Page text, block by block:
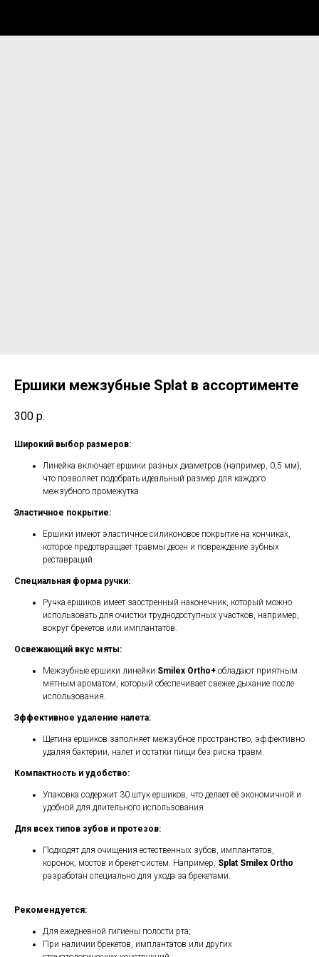
Ершики межзубные Splat в ассортименте
300 р.
Широкий выбор размеров:
Линейка включает ершики разных диаметров (например, 0,5 мм),
что позволяет подобрать идеальный размер для каждого
межзубного промежутка.
Эластичное покрытие:
Ершики имеют эластичное силиконовое покрытие на кончиках,
которое предотвращает травмы десен и повреждение зубных
реставраций.
Специальная форма ручки:
Ручка ершиков имеет заостренный наконечник, который можно
использовать для очистки труднодоступных участков, например,
вокруг брекетов или имплантатов.
Освежающий вкус мяты:
Межзубные ершики линейки Smilex Ortho+ обладают приятным
мятным ароматом, который обеспечивает свежее дыхание после
использования.
Эффективное удаление налета:
Щетина ершиков заполняет межзубное пространство, эффективно
удаляя бактерии, налет и остатки пищи без риска травм.
Компактность и удобство:
Упаковка содержит 30 штук ершиков, что делает её экономичной и
удобной для длительного использования.
Для всех типов зубов и протезов:
Подходят для очищения естественных зубов, имплантатов,
коронок, мостов и брекет-систем. Например, Splat Smilex Ortho
разработан специально для ухода за брекетами.
Рекомендуется:
Для ежедневной гигиены полости рта;
При наличии брекетов, имплантатов или других